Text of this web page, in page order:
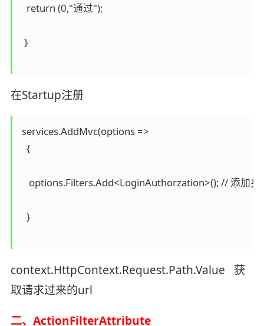
   return (0,"通过");
  }
在Startup注册
services.AddMvc(options =>
   {
options.Filters.Add<LoginAuthorzation>(); // 添加
   }
context.HttpContext.Request.Path.Value 获
取请求过来的url
二、ActionFilterAttribute